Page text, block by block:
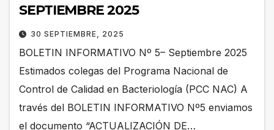
SEPTIEMBRE 2025
30 SEPTIEMBRE, 2025
BOLETIN INFORMATIVO Nº 5– Septiembre 2025
Estimados colegas del Programa Nacional de
Control de Calidad en Bacteriología (PCC NAC) A
través del BOLETIN INFORMATIVO Nº5 enviamos
el documento “ACTUALIZACIÓN DE…